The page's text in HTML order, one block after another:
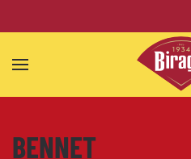
Skip to main content
BENNET